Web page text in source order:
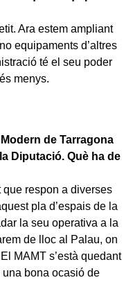
Ara estem ampliant
equipaments d’altres
té el seu poder
menys.
de Tarragona
Diputació. Què ha de
respon a diverses
pla d’espais de la
la seu operativa a la
de lloc al Palau, on
MAMT s’està quedant
bona ocasió de